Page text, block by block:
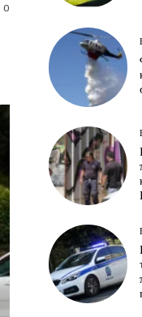
0